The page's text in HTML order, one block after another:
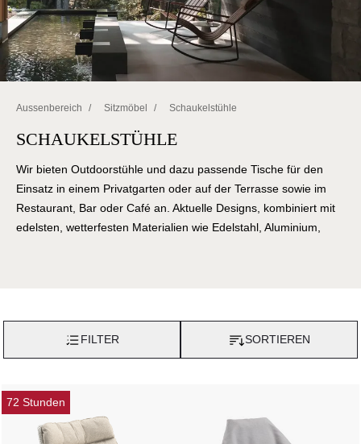
Aussenbereich / Sitzmöbel / Schaukelstühle
SCHAUKELSTÜHLE
Wir bieten Outdoorstühle und dazu passende Tische für den
Einsatz in einem Privatgarten oder auf der Terrasse sowie im
Restaurant, Bar oder Café an. Aktuelle Designs, kombiniert mit
edelsten, wetterfesten Materialien wie Edelstahl, Aluminium,
Outdoor-Gartenmöbel gefunden, die sich durch ihre Originalität
sowie durch Qualität und Funktion auszeichnen.
FILTER SORTIEREN
72 Stunden